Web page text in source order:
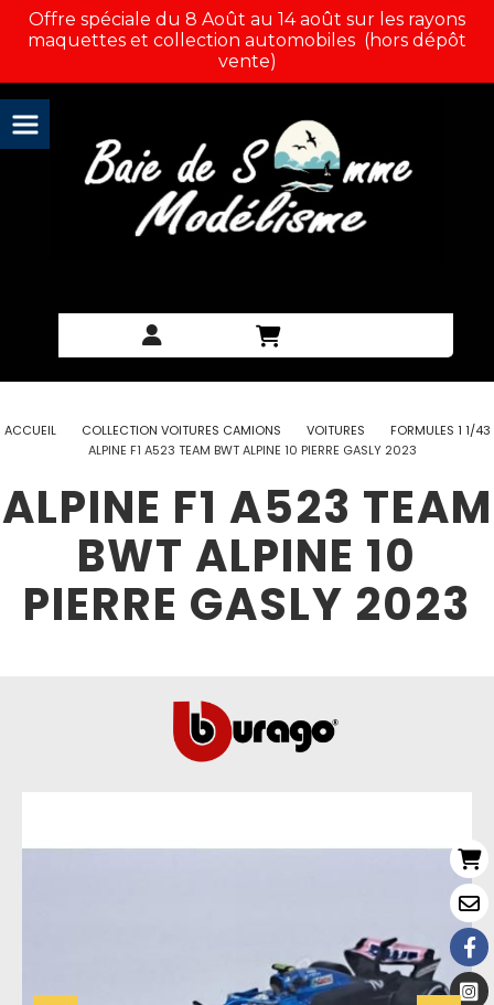
Offre spéciale du 8 Août au 14 août sur les rayons
maquettes et collection automobiles (hors dépôt
vente)
ACCUEIL COLLECTION VOITURES CAMIONS VOITURES
FORMULES 1 1/43
ALPINE F1 A523 TEAM BWT ALPINE 10 PIERRE GASLY 2023
ALPINE F1 A523 TEAM
BWT ALPINE 10
PIERRE GASLY 2023
Panneau de gestion des cookies